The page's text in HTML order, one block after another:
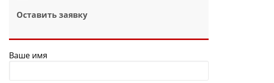
Оставить заявку
Ваше имя